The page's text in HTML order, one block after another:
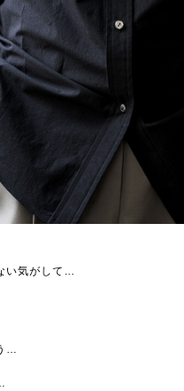
い気がして…
…